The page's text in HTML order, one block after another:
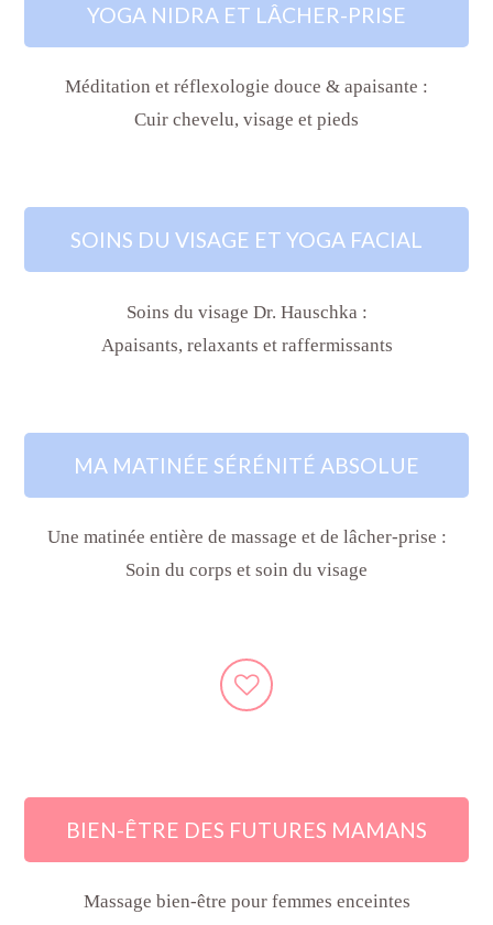
YOGA NIDRA ET LÂCHER-PRISE
Méditation et réflexologie douce & apaisante :
Cuir chevelu, visage et pieds
SOINS DU VISAGE ET YOGA FACIAL
Soins du visage Dr. Hauschka :
Apaisants, relaxants et raffermissants
MA MATINÉE SÉRÉNITÉ ABSOLUE
Une matinée entière de massage et de lâcher-prise :
Soin du corps et soin du visage
BIEN-ÊTRE DES FUTURES MAMANS
Massage bien-être pour femmes enceintes